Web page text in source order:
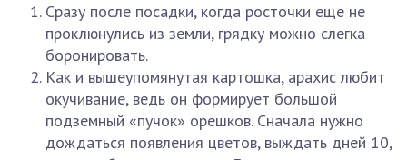
Сразу после посадки, когда росточки еще не
проклюнулись из земли, грядку можно слегка
боронировать.
Как и вышеупомянутая картошка, арахис любит
окучивание, ведь он формирует большой
подземный «пучок» орешков. Сначала нужно
дождаться появления цветов, выждать дней 10,